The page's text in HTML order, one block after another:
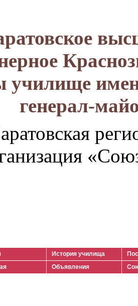
училище
генерал-
История училища
Объявления